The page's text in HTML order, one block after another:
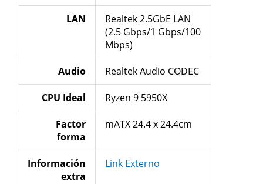
LAN
Realtek 2.5GbE LAN
(2.5 Gbps/1 Gbps/100
Mbps)
Audio Realtek Audio CODEC
CPU Ideal Ryzen 9 5950X
Factor
forma
mATX 24.4 x 24.4cm
Información
extra
Link Externo